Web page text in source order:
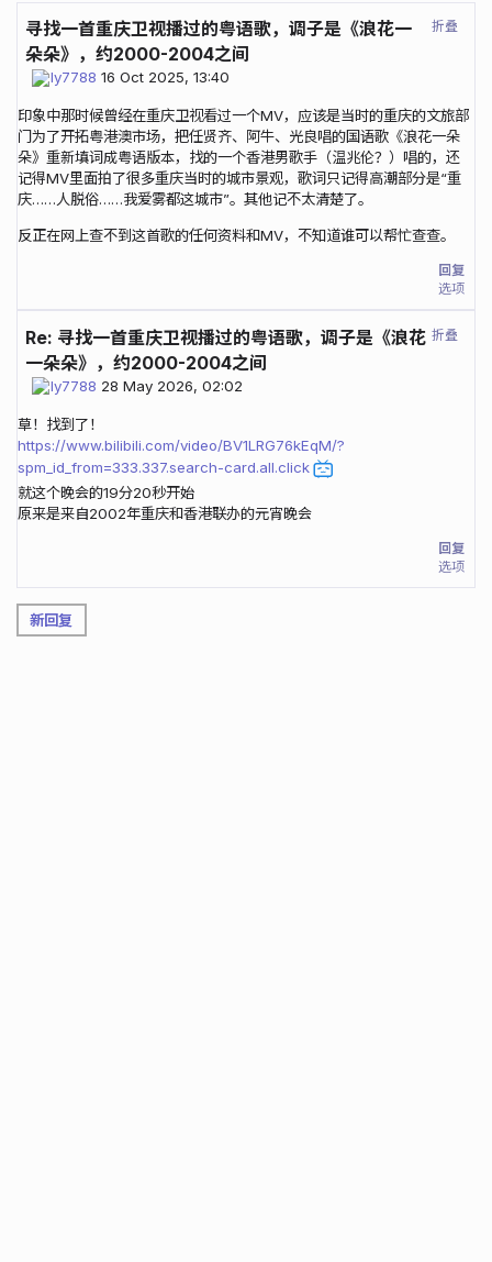
折叠
寻找一首重庆卫视播过的粤语歌，调子是《浪花一
朵朵》，约2000-2004之间
ly7788 16 Oct 2025, 13:40
印象中那时候曾经在重庆卫视看过一个MV，应该是当时的重庆的文旅部
门为了开拓粤港澳市场，把任贤齐、阿牛、光良唱的国语歌《浪花一朵
朵》重新填词成粤语版本，找的一个香港男歌手（温兆伦？）唱的，还
记得MV里面拍了很多重庆当时的城市景观，歌词只记得高潮部分是“重
庆……人脱俗……我爱雾都这城市”。其他记不太清楚了。
反正在网上查不到这首歌的任何资料和MV，不知道谁可以帮忙查查。
回复
选项
折叠
Re: 寻找一首重庆卫视播过的粤语歌，调子是《浪花
一朵朵》，约2000-2004之间
ly7788 28 May 2026, 02:02
草！找到了！
https://www.bilibili.com/video/BV1LRG76kEqM/?
spm_id_from=333.337.search-card.all.click
就这个晚会的19分20秒开始
原来是来自2002年重庆和香港联办的元宵晚会
回复
选项
新回复